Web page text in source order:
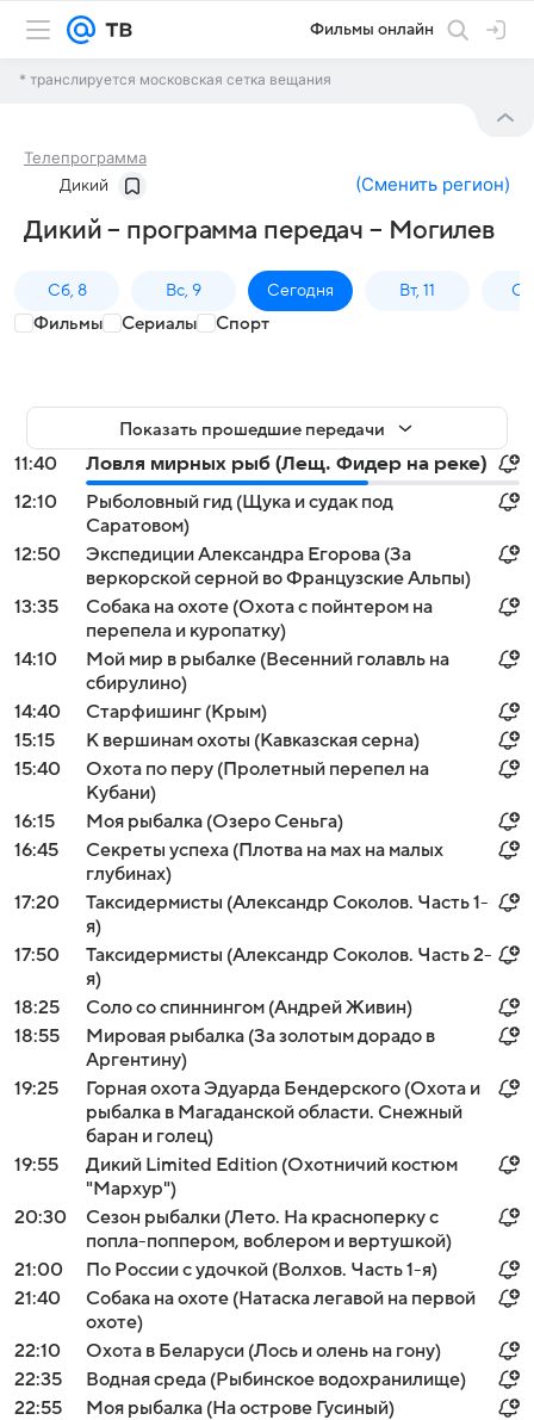
Фильмы онлайн
* транслируется московская сетка вещания
Телепрограмма
Дикий (Сменить регион)
Дикий – программа передач – Могилев
Сб, 8 Вс, 9 Сегодня Вт, 11
Фильмы Сериалы Спорт
Показать прошедшие передачи
11:40
Ловля мирных рыб (Лещ. Фидер на реке)
12:10
Рыболовный гид (Щука и судак под
Саратовом)
12:50
Экспедиции Александра Егорова (За
веркорской серной во Французские Альпы)
13:35
Собака на охоте (Охота с пойнтером на
перепела и куропатку)
14:10
Мой мир в рыбалке (Весенний голавль на
сбирулино)
14:40
Старфишинг (Крым)
15:15
К вершинам охоты (Кавказская серна)
15:40
Охота по перу (Пролетный перепел на
Кубани)
16:15
Моя рыбалка (Озеро Сеньга)
16:45
Секреты успеха (Плотва на мах на малых
глубинах)
17:20
Таксидермисты (Александр Соколов. Часть 1-
я)
17:50
Таксидермисты (Александр Соколов. Часть 2-
я)
18:25
Соло со спиннингом (Андрей Живин)
18:55
Мировая рыбалка (За золотым дорадо в
Аргентину)
19:25
Горная охота Эдуарда Бендерского (Охота и
рыбалка в Магаданской области. Снежный
баран и голец)
19:55
Дикий Limited Edition (Охотничий костюм
"Мархур")
20:30
Сезон рыбалки (Лето. На красноперку с
попла-поппером, воблером и вертушкой)
21:00
По России с удочкой (Волхов. Часть 1-я)
21:40
Собака на охоте (Натаска легавой на первой
охоте)
22:10
Охота в Беларуси (Лось и олень на гону)
22:35
Водная среда (Рыбинское водохранилище)
22:55
Моя рыбалка (На острове Гусиный)